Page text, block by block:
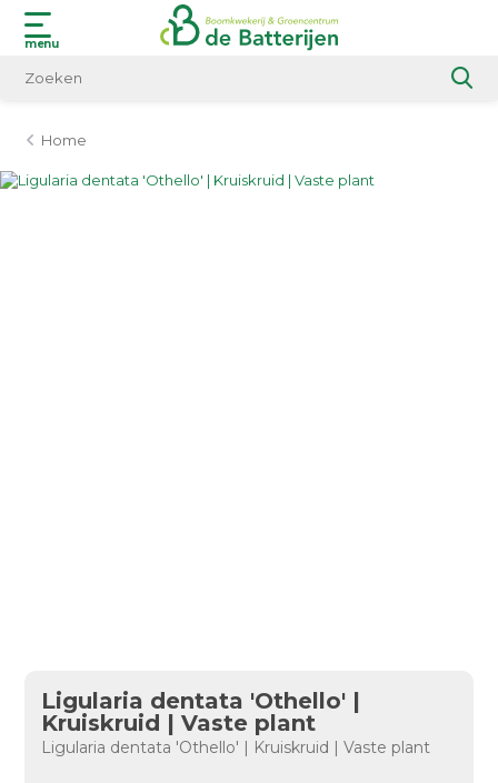
menu
Home
Ligularia dentata 'Othello' |
Kruiskruid | Vaste plant
Ligularia dentata 'Othello' | Kruiskruid | Vaste plant